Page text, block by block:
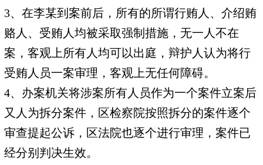
3、在李某到案前后，所有的所谓行贿人、介绍贿
赂人、受贿人均被采取强制措施，无一人不在
案，客观上所有人均可以出庭，辩护人认为将行
受贿人员一案审理，客观上无任何障碍。
4、办案机关将涉案所有人员作为一个案件立案后
又人为拆分案件，区检察院按照拆分的案件逐个
审查提起公诉，区法院也逐个进行审理，案件已
经分别判决生效。